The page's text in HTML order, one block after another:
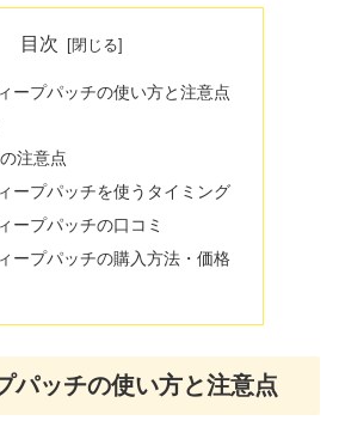
目次
ープパッチの使い方と注意点
注意点
ープパッチを使うタイミング
ープパッチの口コミ
ープパッチの購入方法・価格
パッチの使い方と注意点